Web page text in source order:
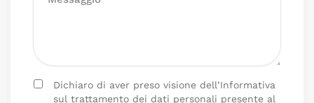
Dichiaro di aver preso visione dell’Informativa
sul trattamento dei dati personali presente al